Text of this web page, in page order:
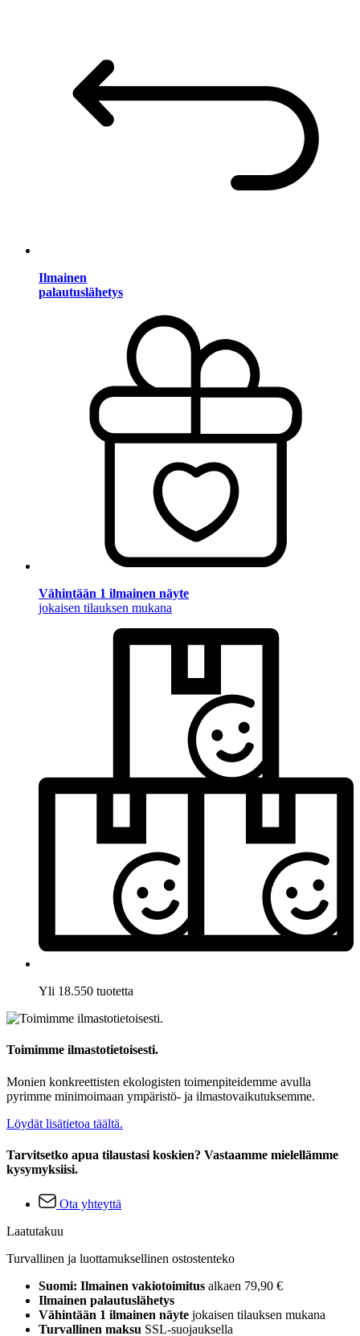
Ilmainen
palautuslähetys
Vähintään 1 ilmainen näyte
jokaisen tilauksen mukana
Yli 18.550 tuotetta
Toimimme ilmastotietoisesti.
Monien konkreettisten ekologisten toimenpiteidemme avulla
pyrimme minimoimaan ympäristö- ja ilmastovaikutuksemme.
Löydät lisätietoa täältä.
Tarvitsetko apua tilaustasi koskien? Vastaamme mielellämme
kysymyksiisi.
Ota yhteyttä
Laatutakuu
Turvallinen ja luottamuksellinen ostostenteko
Suomi: Ilmainen vakiotoimitus alkaen 79,90 €
Ilmainen palautuslähetys
Vähintään 1 ilmainen näyte jokaisen tilauksen mukana
Turvallinen maksu SSL-suojauksella